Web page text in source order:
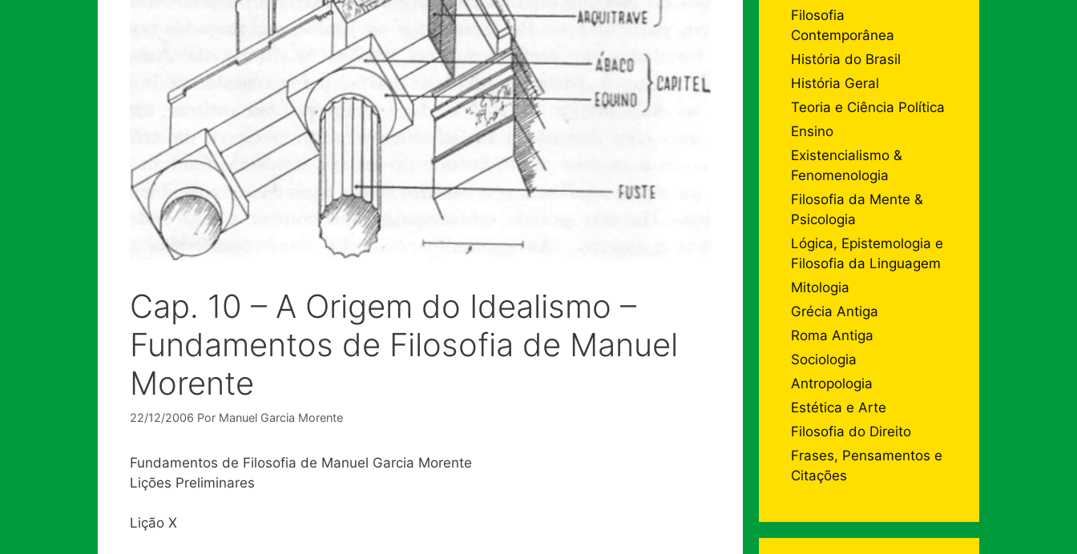
Cap. 10 – A Origem do Idealismo –
Fundamentos de Filosofia de Manuel
Morente
22/12/2006 Por Manuel Garcia Morente
Fundamentos de Filosofia de Manuel Garcia Morente
Lições Preliminares
Lição X
Filosofia
Contemporânea
História do Brasil
História Geral
Teoria e Ciência Política
Ensino
Existencialismo &
Fenomenologia
Filosofia da Mente &
Psicologia
Lógica, Epistemologia e
Filosofia da Linguagem
Mitologia
Grécia Antiga
Roma Antiga
Sociologia
Antropologia
Estética e Arte
Filosofia do Direito
Frases, Pensamentos e
Citações